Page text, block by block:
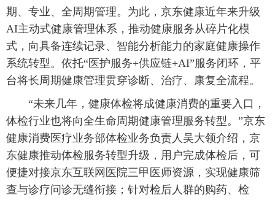
期、专业、全周期管理。为此，京东健康近年来升级
AI主动式健康管理体系，推动健康服务从碎片化模
式，向具备连续记录、智能分析能力的家庭健康操作
系统转型。依托“医护服务+供应链+AI”服务闭环，平
台将长周期健康管理贯穿诊断、治疗、康复全流程。
“未来几年，健康体检将成健康消费的重要入口，
体检行业也将向全生命周期健康管理服务转型。”京东
健康消费医疗业务部体检业务负责人吴大领介绍，京
东健康推动体检服务转型升级，用户完成体检后，可
便捷对接京东互联网医院三甲医师资源，实现健康筛
查与诊疗问诊无缝衔接；针对检后人群的购药、检